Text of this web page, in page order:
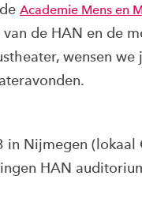
Academie Mens en
van de HAN en de
wensen we
in Nijmegen (lokaal
HAN